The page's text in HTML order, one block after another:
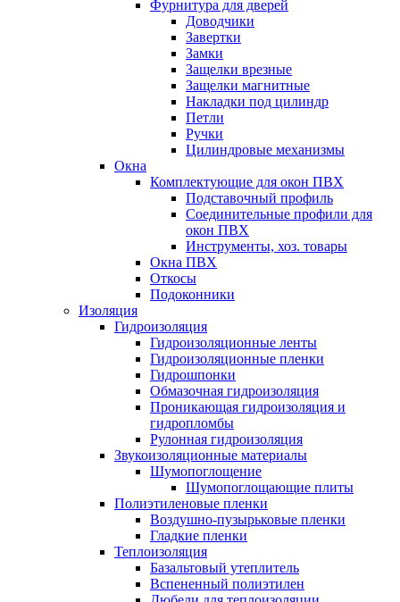
Фурнитура для дверей
Доводчики
Завертки
Замки
Защелки врезные
Защелки магнитные
Накладки под цилиндр
Петли
Ручки
Цилиндровые механизмы
Окна
Комплектующие для окон ПВХ
Подставочный профиль
Соединительные профили для
окон ПВХ
Инструменты, хоз. товары
Окна ПВХ
Откосы
Подоконники
Изоляция
Гидроизоляция
Гидроизоляционные ленты
Гидроизоляционные пленки
Гидрошпонки
Обмазочная гидроизоляция
Проникающая гидроизоляция и
гидропломбы
Рулонная гидроизоляция
Звукоизоляционные материалы
Шумопоглощение
Шумопоглощающие плиты
Полиэтиленовые пленки
Воздушно-пузырьковые пленки
Гладкие пленки
Теплоизоляция
Базальтовый утеплитель
Вспененный полиэтилен